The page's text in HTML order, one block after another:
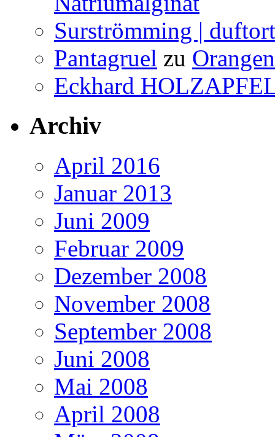
Surströmming |
Pantagruel zu
Eckhard
Archiv
April 2016
Januar 2013
Juni 2009
Februar 2009
Dezember 2008
November 2008
September 2008
Juni 2008
Mai 2008
April 2008